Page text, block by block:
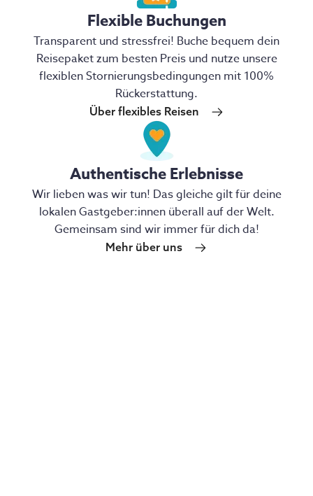
Flexible Buchungen
Transparent und stressfrei! Buche bequem dein
Reisepaket zum besten Preis und nutze unsere
flexiblen Stornierungsbedingungen mit 100%
Rückerstattung.
Über flexibles Reisen
Authentische Erlebnisse
Wir lieben was wir tun! Das gleiche gilt für deine
lokalen Gastgeber:innen überall auf der Welt.
Gemeinsam sind wir immer für dich da!
Mehr über uns